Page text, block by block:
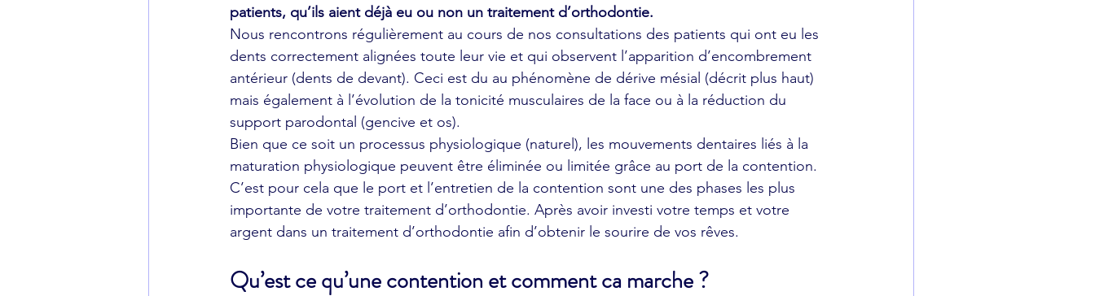
patients, qu’ils aient déjà eu ou non un traitement d’orthodontie.
Nous rencontrons régulièrement au cours de nos consultations des patients qui ont eu les
dents correctement alignées toute leur vie et qui observent l’apparition d’encombrement
antérieur (dents de devant). Ceci est du au phénomène de dérive mésial (décrit plus haut)
mais également à l’évolution de la tonicité musculaires de la face ou à la réduction du
support parodontal (gencive et os).
Bien que ce soit un processus physiologique (naturel), les mouvements dentaires liés à la
maturation physiologique peuvent être éliminée ou limitée grâce au port de la contention.
C’est pour cela que le port et l’entretien de la contention sont une des phases les plus
importante de votre traitement d’orthodontie. Après avoir investi votre temps et votre
argent dans un traitement d’orthodontie afin d’obtenir le sourire de vos rêves.
Qu’est ce qu’une contention et comment ca marche ?